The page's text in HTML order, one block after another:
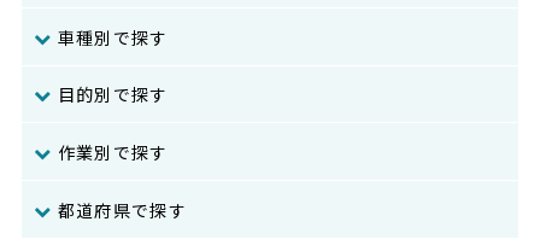
車種別で探す
目的別で探す
作業別で探す
都道府県で探す